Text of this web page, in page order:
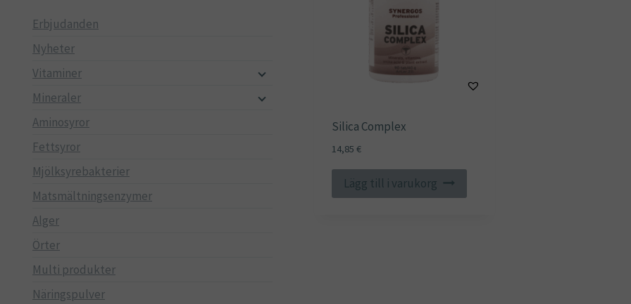
Silica Complex
14,85 €
Lägg till i varukorg
Erbjudanden
Nyheter
Vitaminer
Mineraler
Aminosyror
Fettsyror
Mjölksyrebakterier
Matsmältningsenzymer
Alger
Örter
Multi produkter
Näringspulver